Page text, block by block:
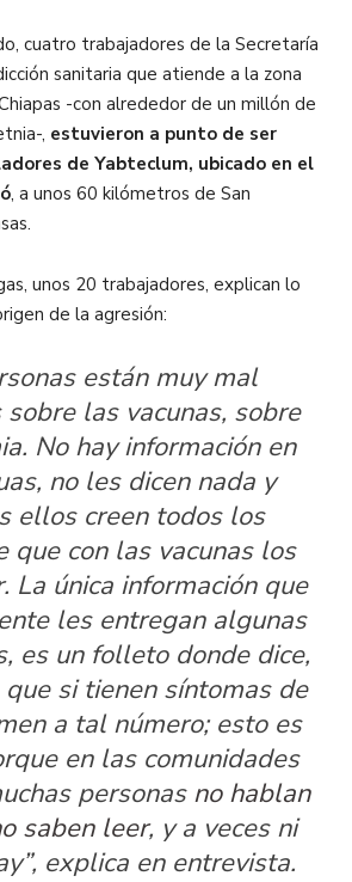
cuatro trabajadores de la Secretaría
sanitaria que atiende a la zona
-con alrededor de un millón de
, estuvieron a punto de ser
de Yabteclum, ubicado en el
, a unos 60 kilómetros de San
unos 20 trabajadores, explican lo
de la agresión:
están muy mal
las vacunas, sobre
No hay información en
no les dicen nada y
ellos creen todos los
que con las vacunas los
La única información que
les entregan algunas
es un folleto donde dice,
si tienen síntomas de
a tal número; esto es
en las comunidades
personas no hablan
saben leer, y a veces ni
explica en entrevista.